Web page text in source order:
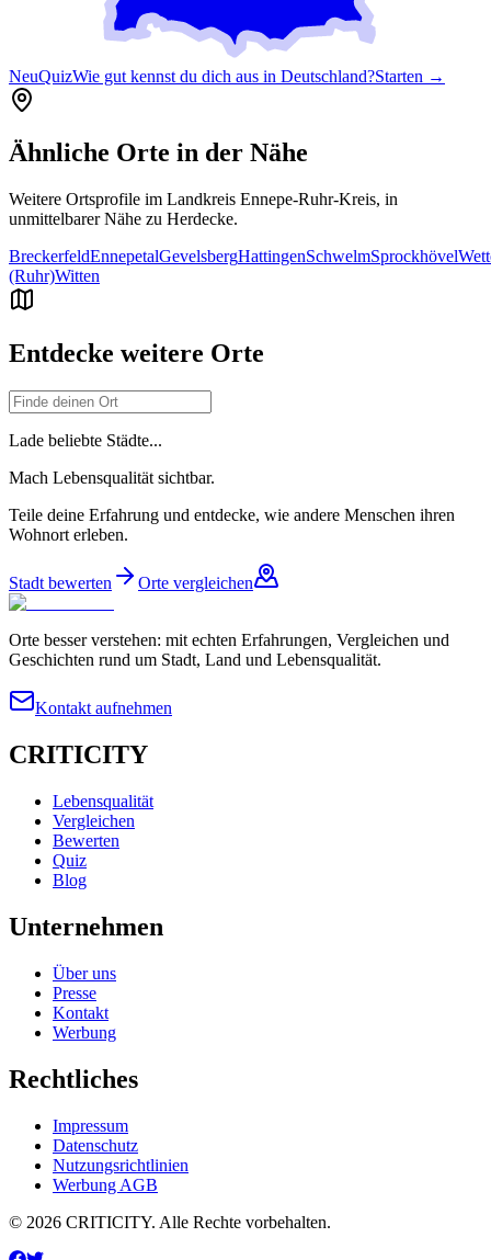
NeuQuizWie gut kennst du dich aus in Deutschland?Starten →
Ähnliche Orte in der Nähe
Weitere Ortsprofile im Landkreis Ennepe-Ruhr-Kreis, in
unmittelbarer Nähe zu Herdecke.
BreckerfeldEnnepetalGevelsbergHattingenSchwelmSprockhövel
(Ruhr)Witten
Entdecke weitere Orte
Lade beliebte Städte...
Mach Lebensqualität sichtbar.
Teile deine Erfahrung und entdecke, wie andere Menschen ihren
Wohnort erleben.
Stadt bewerten Orte vergleichen
Orte besser verstehen: mit echten Erfahrungen, Vergleichen und
Geschichten rund um Stadt, Land und Lebensqualität.
Kontakt aufnehmen
CRITICITY
Lebensqualität
Vergleichen
Bewerten
Quiz
Blog
Unternehmen
Über uns
Presse
Kontakt
Werbung
Rechtliches
Impressum
Datenschutz
Nutzungsrichtlinien
Werbung AGB
© 2026 CRITICITY. Alle Rechte vorbehalten.